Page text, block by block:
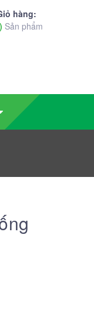
hàng:
) Sản phẩm